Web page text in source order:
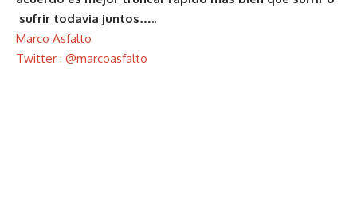
sufrir todavia juntos…..
Marco Asfalto
Twitter : @marcoasfalto